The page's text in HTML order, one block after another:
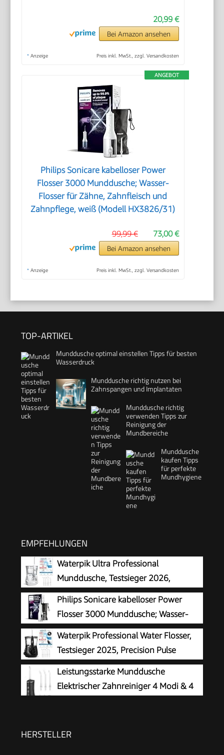
20,99 €
Bei Amazon ansehen
* Anzeige Preis inkl. MwSt., zzgl. Versandkosten
ANGEBOT
Philips Sonicare kabelloser Power
Flosser 3000 Munddusche; Wasser-
Flosser für Zähne, Zahnfleisch und
Zahnpflege, weiß (Modell HX3826/31)
73,00 €
99,99 €
Bei Amazon ansehen
* Anzeige Preis inkl. MwSt., zzgl. Versandkosten
TOP-ARTIKEL
Munddusche optimal einstellen Tipps für besten
Wasserdruck
Munddusche richtig nutzen bei
Zahnspangen und Implantaten
Munddusche richtig
verwenden Tipps zur
Reinigung der
Mundbereiche
Munddusche
kaufen Tipps
für perfekte
Mundhygiene
EMPFEHLUNGEN
Waterpik Ultra Professional
Munddusche, Testsieger 2026,
Precision Pulse Technology, TÜV
Siegel, bis zu 99,9 Prozent Plaque Entfernung,
6x Aufsätze, 10x individuelle Modi, integrierter
Timer, weiß
Philips Sonicare kabelloser Power
Flosser 3000 Munddusche; Wasser-
Flosser für Zähne, Zahnfleisch und
Zahnpflege, weiß (Modell HX3826/31)
Waterpik Professional Water Flosser,
Testsieger 2025, Precision Pulse
Technology, TÜV Siegel, bis zu 99,9
Prozent Plaque Entfernung, 6x Aufsätze, 10x
individuelle Modi, integrierter Timer, Schwarz
Leistungsstarke Munddusche
Elektrischer Zahnreiniger 4 Modi & 4
HERSTELLER